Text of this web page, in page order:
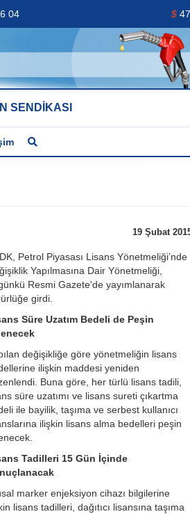
04 $
SENDİKASI
19 Şubat
Petrol Piyasası Lisans Yönetmeliği’nde
Yapılmasına Dair Yönetmeliği,
Resmi Gazete'de yayımlanarak
girdi.
Süre Uzatım Bedeli de Peşin
değişikliğe göre yönetmeliğin lisans
ilişkin maddesi yeniden
Buna göre, her türlü lisans tadili,
süre uzatımı ve lisans sureti çıkartma
ile bayilik, taşıma ve serbest kullanıcı
ilişkin lisans alma bedelleri peşin
Tadilleri 15 Gün İçinde
marker enjeksiyon cihazı bilgilerine
lisans tadilleri, dağıtıcı lisansına taşıma